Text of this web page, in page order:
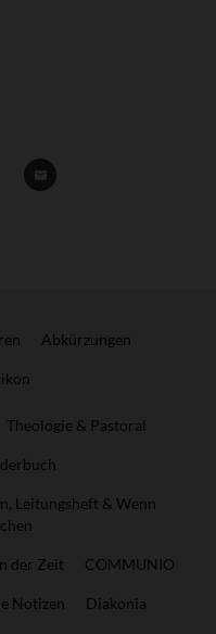
Abkürzungen
Theologie & Pastoral
Leitungsheft & Wenn
der Zeit COMMUNIO
Notizen Diakonia